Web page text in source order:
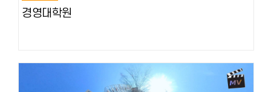
경영대학원